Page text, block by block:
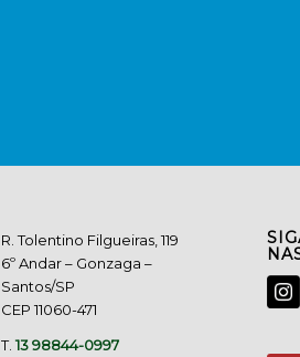
R. Tolentino Filgueiras, 119
6º Andar – Gonzaga –
Santos/SP
CEP 11060-471
T.13 98844-0997